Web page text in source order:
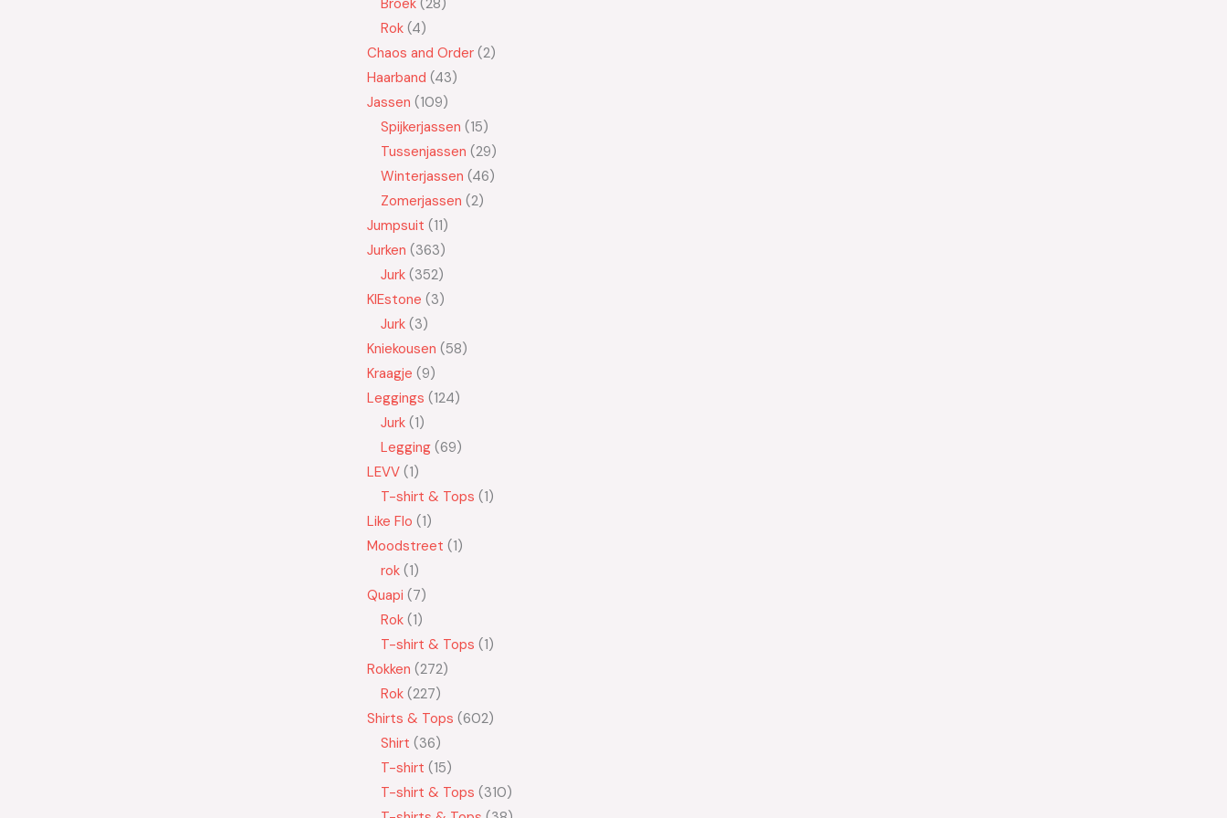
Broek 28
Rok 4
Chaos and Order 2
Haarband 43
Jassen 109
Spijkerjassen 15
Tussenjassen 29
Winterjassen 46
Zomerjassen 2
Jumpsuit 11
Jurken 363
Jurk 352
KIEstone 3
Jurk 3
Kniekousen 58
Kraagje 9
Leggings 124
Jurk 1
Legging 69
LEVV 1
T-shirt & Tops 1
Like Flo 1
Moodstreet 1
rok 1
Quapi 7
Rok 1
T-shirt & Tops 1
Rokken 272
Rok 227
Shirts & Tops 602
Shirt 36
T-shirt 15
T-shirt & Tops 310